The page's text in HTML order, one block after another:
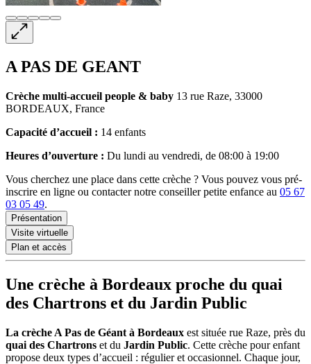
A PAS DE GEANT
Crèche multi-accueil people & baby 13 rue Raze, 33000
BORDEAUX, France
Capacité d’accueil : 14 enfants
Heures d’ouverture : Du lundi au vendredi, de 08:00 à 19:00
Vous cherchez une place dans cette crèche ? Vous pouvez vous pré-
inscrire en ligne ou contacter notre conseiller petite enfance au 05 67
03 05 49.
Présentation
Visite virtuelle
Plan et accès
Une crèche à Bordeaux proche du quai
des Chartrons et du Jardin Public
La crèche A Pas de Géant à Bordeaux est située rue Raze, près du
quai des Chartrons et du Jardin Public. Cette crèche pour enfant
propose deux types d’accueil : régulier et occasionnel. Chaque jour,